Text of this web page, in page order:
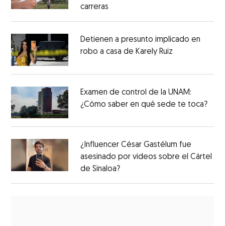
carreras
Detienen a presunto implicado en
robo a casa de Karely Ruiz
Examen de control de la UNAM:
¿Cómo saber en qué sede te toca?
¿Influencer César Gastélum fue
asesinado por videos sobre el Cártel
de Sinaloa?